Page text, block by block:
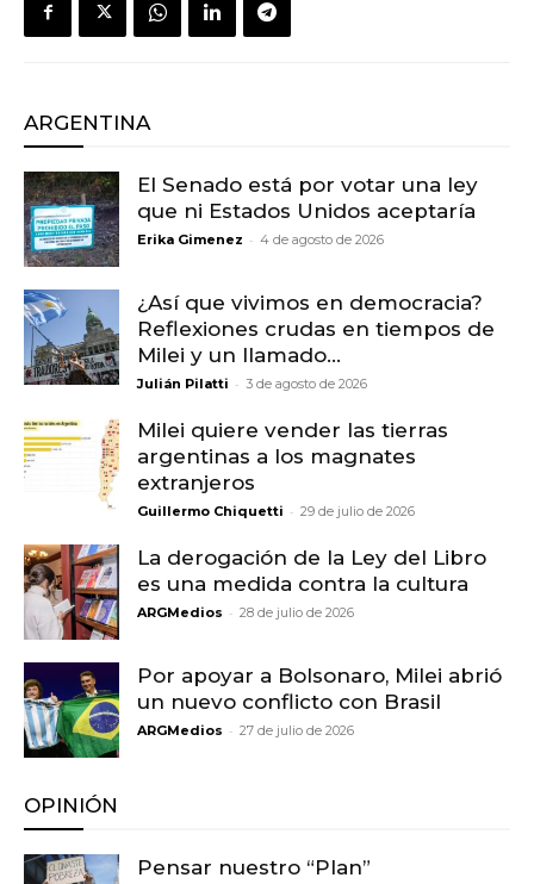
ARGENTINA
El Senado está por votar una ley
que ni Estados Unidos aceptaría
Erika Gimenez - 4 de agosto de 2026
¿Así que vivimos en democracia?
Reflexiones crudas en tiempos de
Milei y un llamado...
Julián Pilatti - 3 de agosto de 2026
Milei quiere vender las tierras
argentinas a los magnates
extranjeros
Guillermo Chiquetti - 29 de julio de 2026
La derogación de la Ley del Libro
es una medida contra la cultura
ARGMedios - 28 de julio de 2026
Por apoyar a Bolsonaro, Milei abrió
un nuevo conflicto con Brasil
ARGMedios - 27 de julio de 2026
OPINIÓN
Pensar nuestro “Plan”